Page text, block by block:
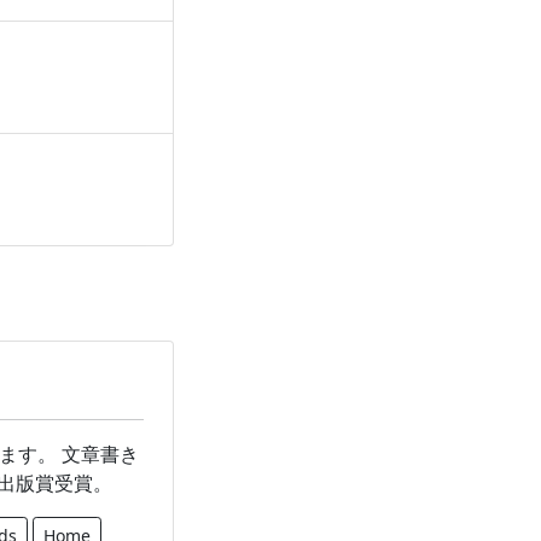
す。 文章書き
賞受賞。
Home